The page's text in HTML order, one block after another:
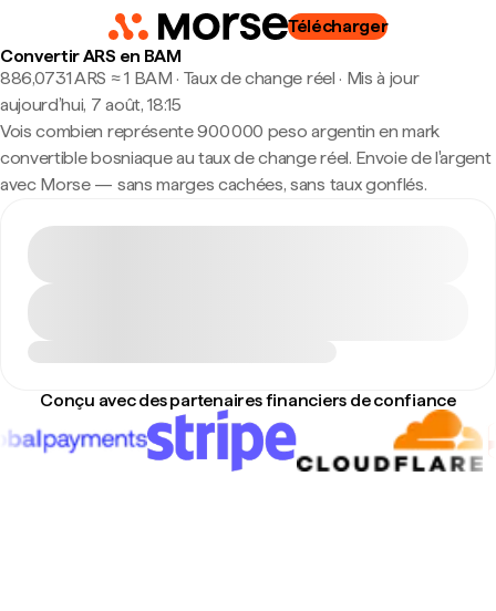
Télécharger
Convertir ARS en BAM
886,0731 ARS ≈ 1 BAM · Taux de change réel · Mis à jour
aujourd’hui, 7 août, 18:15
Vois combien représente 900 000 peso argentin en mark
convertible bosniaque au taux de change réel. Envoie de l'argent
avec Morse — sans marges cachées, sans taux gonflés.
Conçu avec des partenaires financiers de confiance